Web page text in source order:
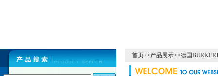
首页>>产品展示>>德国